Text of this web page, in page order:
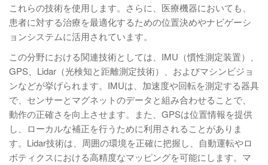
これらの技術を使用します。さらに、医療機器においても、
患者に対する治療を最適化するための位置決めやナビゲーシ
ョンシステムに活用されています。
この分野における関連技術としては、IMU（慣性測定装置）、
GPS、Lidar（光検知と距離測定技術）、およびマシンビジョ
ンなどが挙げられます。IMUは、加速度や回転を測定する器具
で、センサーとマグネットのデータと組み合わせることで、
動作の正確さを向上させます。また、GPSは位置情報を提供
し、ローカルな補正を行うために利用されることがありま
す。Lidar技術は、周囲の環境を正確に把握し、自動運転やロ
ボティクスにおける高精度なマッピングを可能にします。マ